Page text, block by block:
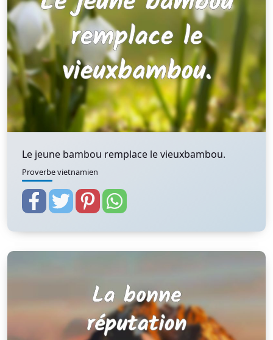
Le jeune bambou remplace le vieuxbambou.
Proverbe vietnamien